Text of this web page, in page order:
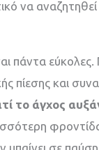
να
πάντα
πίεσης και
το άγχος
μπαίνει σε